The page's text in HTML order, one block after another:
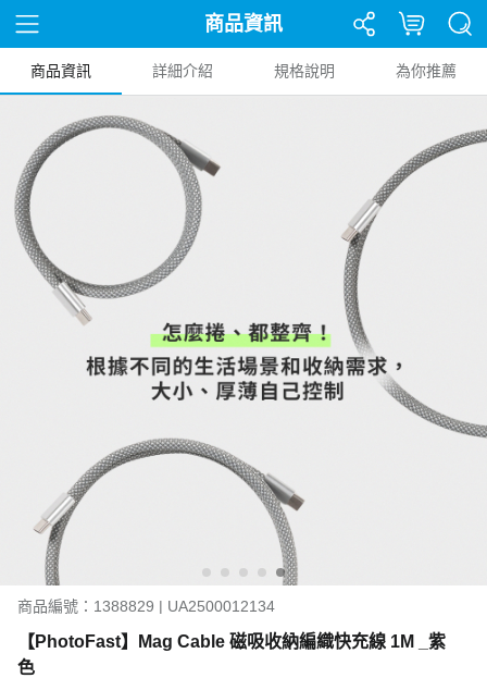
商品資訊
商品資訊 詳細介紹 規格說明 為你推薦
商品編號：1388829 | UA2500012134
【PhotoFast】Mag Cable 磁吸收納編織快充線 1M _紫
色